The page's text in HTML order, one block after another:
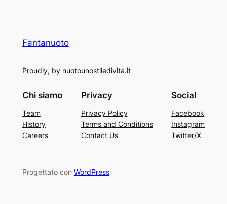
Fantanuoto
Proudly, by nuotounostiledivita.it
Chi siamo
Team
History
Careers
Privacy
Privacy Policy
Terms and Conditions
Contact Us
Social
Facebook
Instagram
Twitter/X
Progettato con WordPress